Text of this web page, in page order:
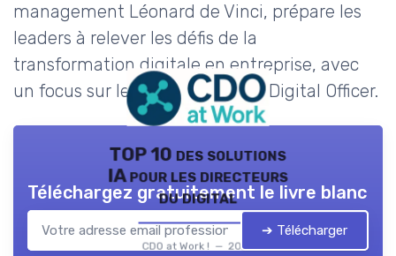
management Léonard de Vinci, prépare les
leaders à relever les défis de la
transformation digitale en entreprise, avec
un focus sur le rôle clé du Chief Digital Officer.
TOP 10 des solutions
IA pour les directeurs
du digital
CDO at Work ! — 2026
Téléchargez gratuitement le livre blanc
➔ Télécharger